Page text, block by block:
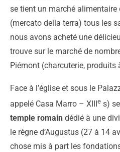
se tient un marché
(mercato della terra) tous les
nous avons acheté une
trouve sur le marché de
Piémont (charcuterie, produits
Face à l’église et sous le
appelé Casa Marro – XIII
e s)
temple romain dédié à une
le règne d’Augustus (27 à 14
chose mis à part les